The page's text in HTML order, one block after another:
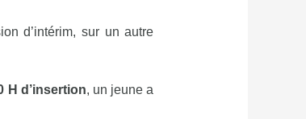
d’intérim, sur un autre
H d’insertion, un jeune a